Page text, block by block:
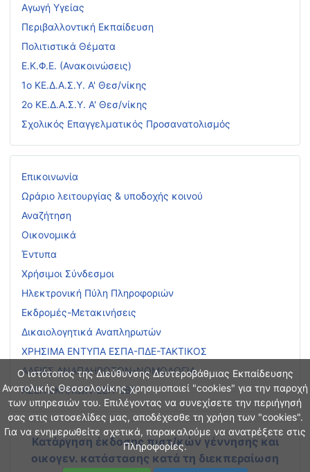
Ο ιστότοπος της Διεύθυνσης Δευτεροβάθμιας Εκπαίδευσης
Ανατολικής Θεσσαλονίκης χρησιμοποιεί "cookies" για την παροχή
των υπηρεσιών του. Επιλέγοντας να συνεχίσετε την περιήγησή
σας στις ιστοσελίδες μας, αποδέχεσθε τη χρήση των "cookies".
Για να ενημερωθείτε σχετικά, παρακαλούμε να ανατρέξετε στις
Πληροφορίες.
Αγωγή Υγείας
Περιβαλλοντική Εκπαίδευση
Πολιτιστικά Θέματα
Ε.Κ.Φ.Ε. (Ανακοινώσεις)
1ο ΚΕ.Δ.Α.Σ.Υ. Α' Θεσ/νίκης
2ο ΚΕ.Δ.Α.Σ.Υ. Α' Θεσ/νίκης
Σχολικός Επαγγελματικός Προσανατολισμός
Επικοινωνία
Ωράριο λειτουργίας & υποδοχής κοινού
Αναζήτηση
Οικονομικά
Έντυπα
Χρήσιμοι Σύνδεσμοι
Ηλεκτρονική Πύλη Πληροφοριών
Εκδρομές-Μετακινήσεις
Δικαιολογητικά Αναπληρωτών
ΧΡΗΣΙΜΑ ΕΝΤΥΠΑ ΕΣΠΑ-ΠΔΕ-ΤΑΚΤΙΚΟΣ
ΑΔΕΙΕΣ ΑΝΑΠΛΗΡΩΤΩΝ-ΝΟΜΟΛΟΓΙΑ
ΑΣΕΠ ΕΚΠ/ΚΩΝ-ΕΕΠ-ΕΒΠ
Κατάργηση έκδοσης πιστ/κών γέννησης και
οικογεν. κατάστασης κατά τη διεκπεραίωση